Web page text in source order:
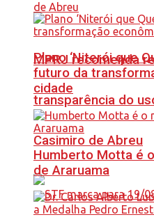
MPRJ recomenda
transparência do
Casimiro de Abreu
Plano ‘Niterói que
futuro da
cidade
Humberto Motta é
de Araruama